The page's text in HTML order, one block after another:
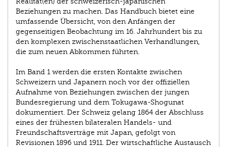
Beziehungen zu machen. Das Handbuch bietet eine
umfassende Übersicht, von den Anfängen der
gegenseitigen Beobachtung im 16. Jahrhundert bis zu
den komplexen zwischenstaatlichen Verhandlungen,
die zum neuen Abkommen führten.
Im Band 1 werden die ersten Kontakte zwischen
Schweizern und Japanern noch vor der offiziellen
Aufnahme von Beziehungen zwischen der jungen
Bundesregierung und dem Tokugawa-Shogunat
dokumentiert. Der Schweiz gelang 1864 der Abschluss
eines der frühesten bilateralen Handels- und
Freundschaftsverträge mit Japan, gefolgt von
Revisionen 1896 und 1911. Der wirtschaftliche Austausch